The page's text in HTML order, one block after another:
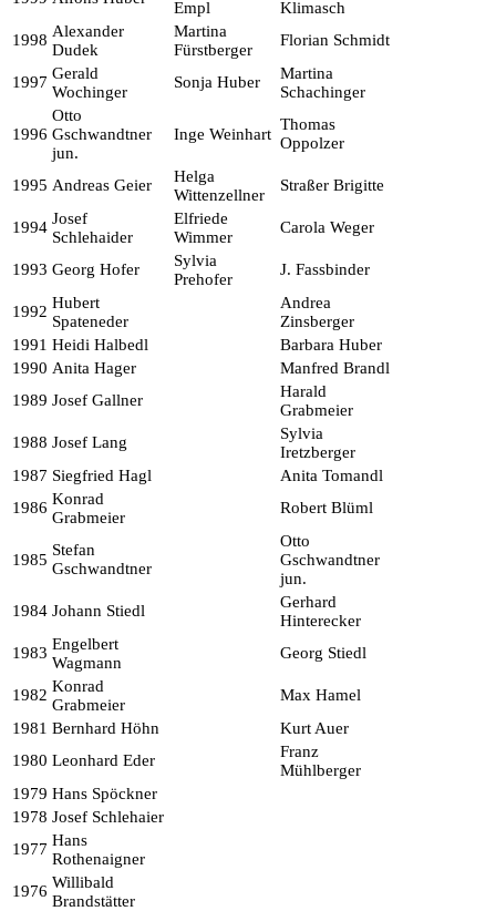
Empl
Klimasch
1998 Alexander
Dudek
Martina
Fürstberger
Florian Schmidt
1997 Gerald
Wochinger
Sonja Huber
Martina
Schachinger
1996
Otto
Gschwandtner
jun.
Inge Weinhart
Thomas
Oppolzer
1995 Andreas Geier
Helga
Wittenzellner
Straßer Brigitte
1994 Josef
Schlehaider
Elfriede
Wimmer
Carola Weger
1993 Georg Hofer
Sylvia
Prehofer
J. Fassbinder
1992 Hubert
Spateneder
Andrea
Zinsberger
1991 Heidi Halbedl
Barbara Huber
1990 Anita Hager
Manfred Brandl
1989 Josef Gallner
Harald
Grabmeier
1988 Josef Lang
Sylvia
Iretzberger
1987 Siegfried Hagl
Anita Tomandl
1986 Konrad
Grabmeier
Robert Blüml
1985
Stefan
Gschwandtner
Otto
Gschwandtner
jun.
1984 Johann Stiedl
Gerhard
Hinterecker
1983 Engelbert
Wagmann
Georg Stiedl
1982 Konrad
Grabmeier
Max Hamel
1981 Bernhard Höhn
Kurt Auer
1980 Leonhard Eder
Franz
Mühlberger
1979 Hans Spöckner
1978 Josef Schlehaier
1977 Hans
Rothenaigner
1976 Willibald
Brandstätter